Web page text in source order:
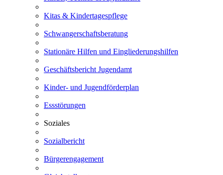
Kitas & Kindertagespflege
Schwangerschaftsberatung
Stationäre Hilfen und Eingliederungshilfen
Geschäftsbericht Jugendamt
Kinder- und Jugendförderplan
Essstörungen
Soziales
Sozialbericht
Bürgerengagement